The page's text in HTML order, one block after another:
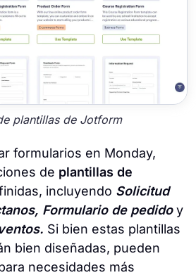
plantillas de Jotform
formularios en Monday,
de plantillas de
incluyendo Solicitud
Formulario de pedidoy
Si bien estas plantillas
bien diseñadas, pueden
necesidades más